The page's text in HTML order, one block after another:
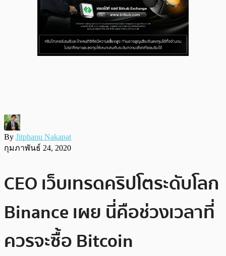
By Jitphanu Nakapat
กุมภาพันธ์ 24, 2020
CEO เว็บเทรดคริปโตระดับโลก
Binance เผย นี่คือช่วงเวลาที่
ควรจะซื้อ Bitcoin